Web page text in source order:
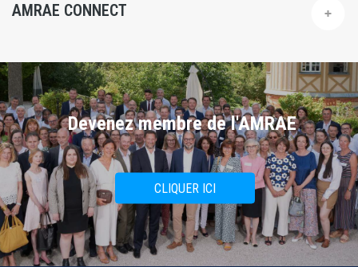
AMRAE CONNECT
Devenez membre de l'AMRAE
CLIQUER ICI